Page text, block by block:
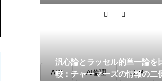
汎心論とラッセル的単一論を
較：チャーマーズの情報の二
AGI AI倫理 LLM